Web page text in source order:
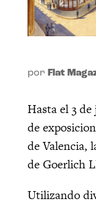
por Flat
Hasta el 3
de
de Valencia,
de Goerlich
Utilizando